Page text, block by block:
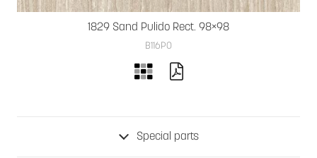
1829 Sand Pulido Rect. 98×98
B116PO
Special parts